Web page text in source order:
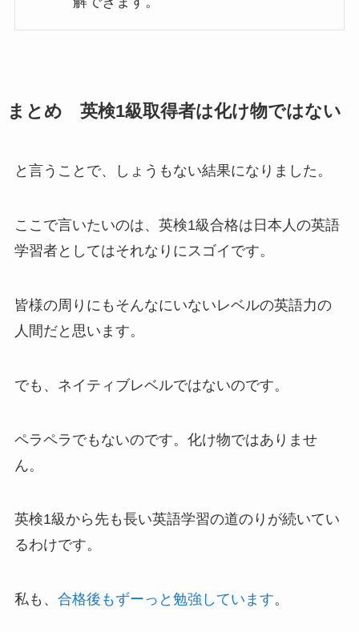
まとめ 英検1級取得者は化け物ではない
と言うことで、しょうもない結果になりました。
ここで言いたいのは、英検1級合格は日本人の英語
学習者としてはそれなりにスゴイです。
皆様の周りにもそんなにいないレベルの英語力の
人間だと思います。
でも、ネイティブレベルではないのです。
ペラペラでもないのです。化け物ではありませ
ん。
英検1級から先も長い英語学習の道のりが続いてい
るわけです。
私も、 合格後もずーっと勉強しています。